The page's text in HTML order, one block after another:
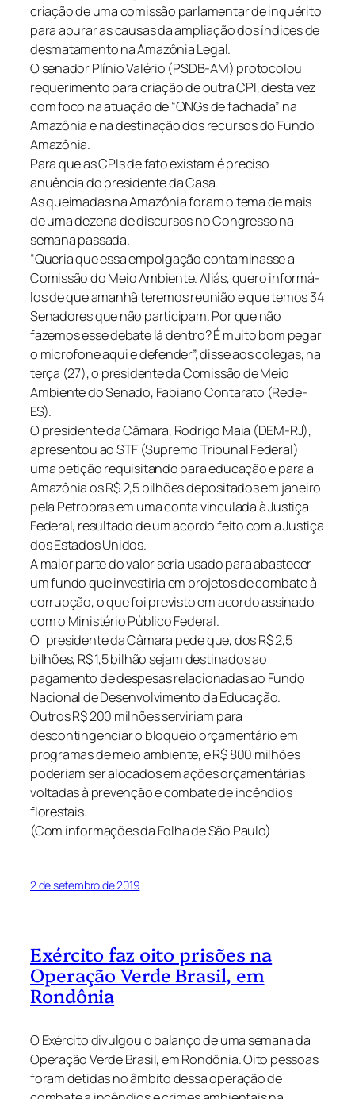
criação de uma comissão parlamentar de inquérito
para apurar as causas da ampliação dos índices de
desmatamento na Amazônia Legal.
O senador Plínio Valério (PSDB-AM) protocolou
requerimento para criação de outra CPI, desta vez
com foco na atuação de “ONGs de fachada” na
Amazônia e na destinação dos recursos do Fundo
Amazônia.
Para que as CPIs de fato existam é preciso
anuência do presidente da Casa.
As queimadas na Amazônia foram o tema de mais
de uma dezena de discursos no Congresso na
semana passada.
“Queria que essa empolgação contaminasse a
Comissão do Meio Ambiente. Aliás, quero informá-
los de que amanhã teremos reunião e que temos 34
Senadores que não participam. Por que não
fazemos esse debate lá dentro? É muito bom pegar
o microfone aqui e defender”, disse aos colegas, na
terça (27), o presidente da Comissão de Meio
Ambiente do Senado, Fabiano Contarato (Rede-
ES).
O presidente da Câmara, Rodrigo Maia (DEM-RJ),
apresentou ao STF (Supremo Tribunal Federal)
uma petição requisitando para educação e para a
Amazônia os R$ 2,5 bilhões depositados em janeiro
pela Petrobras em uma conta vinculada à Justiça
Federal, resultado de um acordo feito com a Justiça
dos Estados Unidos.
A maior parte do valor seria usado para abastecer
um fundo que investiria em projetos de combate à
corrupção, o que foi previsto em acordo assinado
com o Ministério Público Federal.
O presidente da Câmara pede que, dos R$ 2,5
bilhões, R$ 1,5 bilhão sejam destinados ao
pagamento de despesas relacionadas ao Fundo
Nacional de Desenvolvimento da Educação.
Outros R$ 200 milhões serviriam para
descontingenciar o bloqueio orçamentário em
programas de meio ambiente, e R$ 800 milhões
poderiam ser alocados em ações orçamentárias
voltadas à prevenção e combate de incêndios
florestais.
(Com informações da Folha de São Paulo)
2 de setembro de 2019
Exército faz oito prisões na
Operação Verde Brasil, em
Rondônia
O Exército divulgou o balanço de uma semana da
Operação Verde Brasil, em Rondônia. Oito pessoas
foram detidas no âmbito dessa operação de